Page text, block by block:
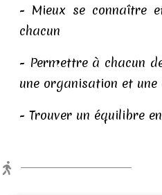
- Mieux se connaître
chacun
- Permettre à chacun
une organisation et
- Trouver un équilibre